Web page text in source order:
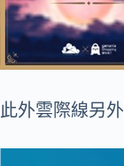
此外雲際線另